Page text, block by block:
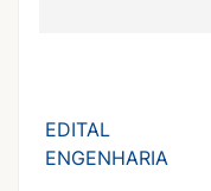
EDITAL
ENGENHARIA